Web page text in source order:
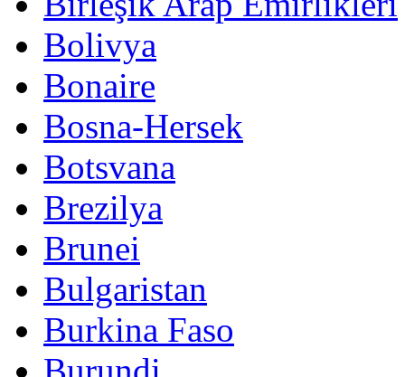
Bolivya
Bonaire
Bosna-Hersek
Botsvana
Brezilya
Brunei
Bulgaristan
Burkina Faso